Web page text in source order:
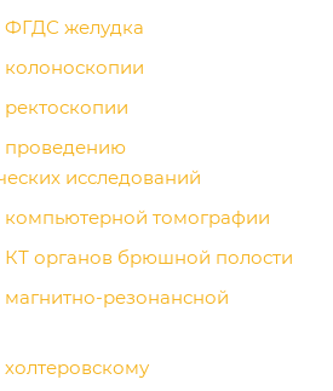
ФГДС желудка
колоноскопии
проведению
исследований
компьютерной томографии
КТ органов брюшной полости
магнитно-резонансной